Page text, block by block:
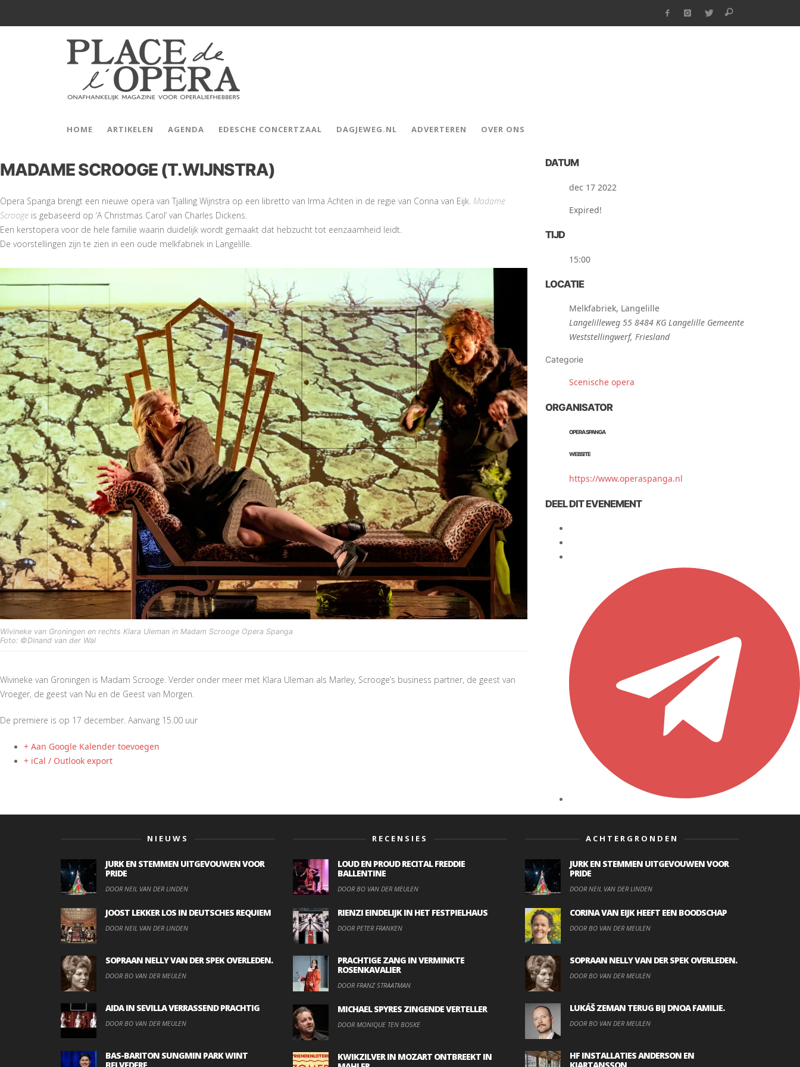
HOME ARTIKELEN AGENDA EDESCHE CONCERTZAAL DAGJEWEG.NL ADVERTEREN OVER ONS
MADAME SCROOGE (T.WIJNSTRA)
Opera Spanga brengt een nieuwe opera van Tjalling Wijnstra op een libretto van Irma Achten in de regie van Corina van Eijk. Madame
Scrooge is gebaseerd op ‘A Christmas Carol’ van Charles Dickens.
Een kerstopera voor de hele familie waarin duidelijk wordt gemaakt dat hebzucht tot eenzaamheid leidt.
De voorstellingen zijn te zien in een oude melkfabriek in Langelille.
Wivineke van Groningen en rechts Klara Uleman in Madam Scrooge Opera Spanga
Foto: ©Dinand van der Wal
Wivineke van Groningen is Madam Scrooge. Verder onder meer met Klara Uleman als Marley, Scrooge’s business partner, de geest van
Vroeger, de geest van Nu en de Geest van Morgen.
De premiere is op 17 december. Aanvang 15.00 uur
+ Aan Google Kalender toevoegen
+ iCal / Outlook export
DATUM
dec 17 2022
Expired!
TIJD
15:00
LOCATIE
Melkfabriek, Langelille
Langelilleweg 55 8484 KG Langelille Gemeente
Weststellingwerf, Friesland
Categorie
Scenische opera
ORGANISATOR
OPERA SPANGA
WEBSITE
https://www.operaspanga.nl
DEEL DIT EVENEMENT
NIEUWS
JURK EN STEMMEN UITGEVOUWEN VOOR
PRIDE
DOOR NEIL VAN DER LINDEN
JOOST LEKKER LOS IN DEUTSCHES REQUIEM
DOOR NEIL VAN DER LINDEN
SOPRAAN NELLY VAN DER SPEK OVERLEDEN.
DOOR BO VAN DER MEULEN
AIDA IN SEVILLA VERRASSEND PRACHTIG
DOOR BO VAN DER MEULEN
BAS-BARITON SUNGMIN PARK WINT
RECENSIES
LOUD EN PROUD RECITAL FREDDIE
BALLENTINE
DOOR BO VAN DER MEULEN
RIENZI EINDELIJK IN HET FESTPIELHAUS
DOOR PETER FRANKEN
PRACHTIGE ZANG IN VERMINKTE
ROSENKAVALIER
DOOR FRANZ STRAATMAN
MICHAEL SPYRES ZINGENDE VERTELLER
DOOR MONIQUE TEN BOSKE
KWIKZILVER IN MOZART ONTBREEKT IN
ACHTERGRONDEN
JURK EN STEMMEN UITGEVOUWEN VOOR
PRIDE
DOOR NEIL VAN DER LINDEN
CORINA VAN EIJK HEEFT EEN BOODSCHAP
DOOR BO VAN DER MEULEN
SOPRAAN NELLY VAN DER SPEK OVERLEDEN.
DOOR BO VAN DER MEULEN
LUKÁŠ ZEMAN TERUG BIJ DNOA FAMILIE.
DOOR BO VAN DER MEULEN
HF INSTALLATIES ANDERSON EN